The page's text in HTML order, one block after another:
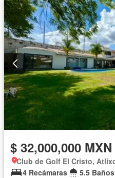
$ 32,000,000 MXN
Club de Golf El Cristo,
4 Recámaras
5.5 Baños